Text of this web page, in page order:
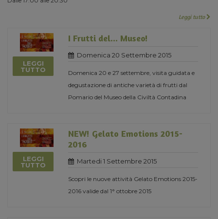
Leggi tutto
LEGGI
TUTTO
I Frutti del... Museo!
Domenica 20 Settembre 2015
Domenica 20 e 27 settembre, visita guidata e
degustazione di antiche varietà di frutti dal
Pomario del Museo della Civiltà Contadina
LEGGI
TUTTO
NEW! Gelato Emotions 2015-
2016
Martedi 1 Settembre 2015
Scopri le nuove attività Gelato Emotions 2015-
2016 valide dal 1° ottobre 2015